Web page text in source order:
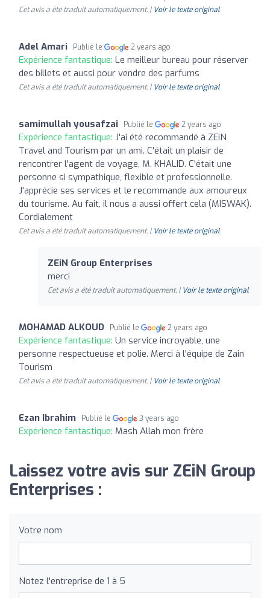
Cet avis a été traduit automatiquement. | Voir le texte original
Adel Amari Publié le 2 years ago
Expérience fantastique: Le meilleur bureau pour réserver
des billets et aussi pour vendre des parfums
Cet avis a été traduit automatiquement. | Voir le texte original
samimullah yousafzai Publié le 2 years ago
Expérience fantastique: J'ai été recommandé à ZEiN
Travel and Tourism par un ami. C'était un plaisir de
rencontrer l'agent de voyage, M. KHALID. C'était une
personne si sympathique, flexible et professionnelle.
J'apprécie ses services et le recommande aux amoureux
du tourisme. Au fait, il nous a aussi offert cela (MISWAK).
Cordialement
Cet avis a été traduit automatiquement. | Voir le texte original
ZEiN Group Enterprises
merci
Cet avis a été traduit automatiquement. | Voir le texte original
MOHAMAD ALKOUD Publié le 2 years ago
Expérience fantastique: Un service incroyable, une
personne respectueuse et polie. Merci à l'équipe de Zain
Tourism
Cet avis a été traduit automatiquement. | Voir le texte original
Ezan Ibrahim Publié le 3 years ago
Expérience fantastique: Mash Allah mon frère
Laissez votre avis sur ZEiN Group
Enterprises :
Votre nom
Notez l'entreprise de 1 à 5